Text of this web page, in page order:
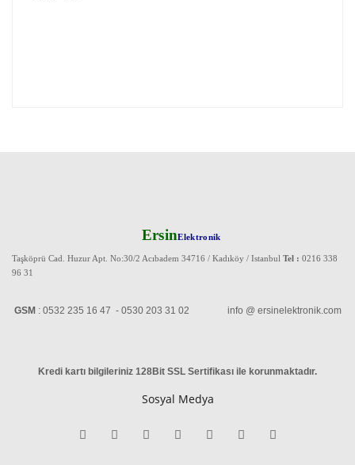
ErsinElektronik
Taşköprü Cad. Huzur Apt. No:30/2 Acıbadem 34716 / Kadıköy / Istanbul Tel : 0216 338
96 31
GSM : 0532 235 16 47 - 0530 203 31 02 info @ ersinelektronik.com
Kredi kartı bilgileriniz 128Bit SSL Sertifikası ile korunmaktadır.
Sosyal Medya